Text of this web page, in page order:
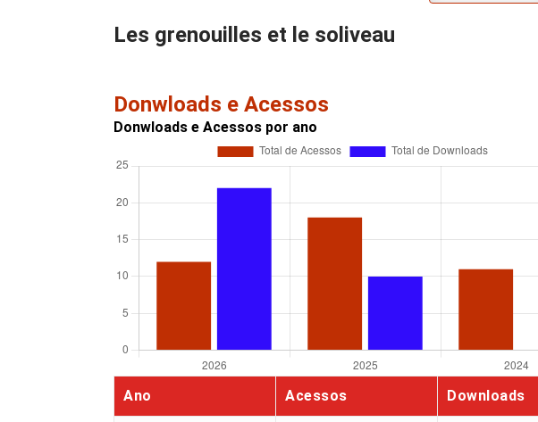
Les grenouilles et le soliveau
Donwloads e Acessos
Donwloads e Acessos por ano
Ano Acessos Downloads